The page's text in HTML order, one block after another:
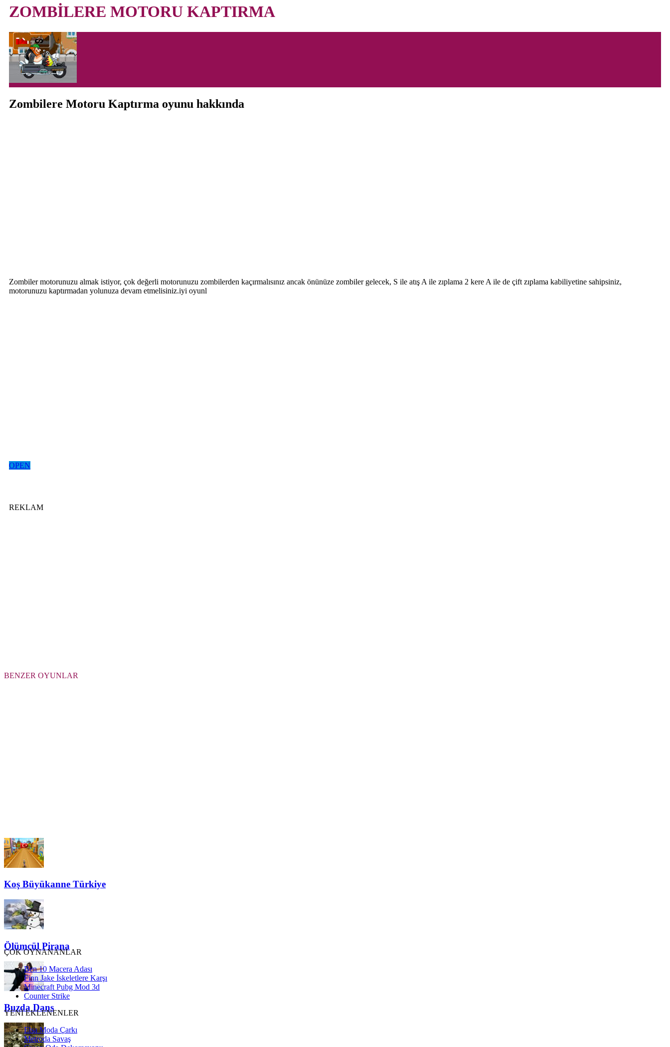
ZOMBİLERE MOTORU KAPTIRMA
Zombilere Motoru Kaptırma oyunu hakkında
Zombiler motorunuzu almak istiyor, çok değerli motorunuzu zombilerden kaçırmalısınız ancak önünüze zombiler gelecek, S ile atış A ile zıplama 2 kere A ile de çift zıplama kabiliyetine sahipsiniz,
motorunuzu kaptırmadan yolunuza devam etmelisiniz.iyi oyunl
OPEN
REKLAM
BENZER OYUNLAR
Koş Büyükanne Türkiye
Ölümcül Pirana
Buzda Dans
ÇOK OYNANANLAR
Ben 10 Macera Adası
Finn Jake İskeletlere Karşı
Minecraft Pubg Mod 3d
Counter Strike
YENİ EKLENENLER
Elsa Moda Çarkı
Metroda Savaş